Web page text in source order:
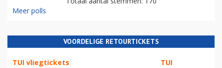
Meer polls
VOORDELIGE RETOURTICKETS
TUI vliegtickets TUI